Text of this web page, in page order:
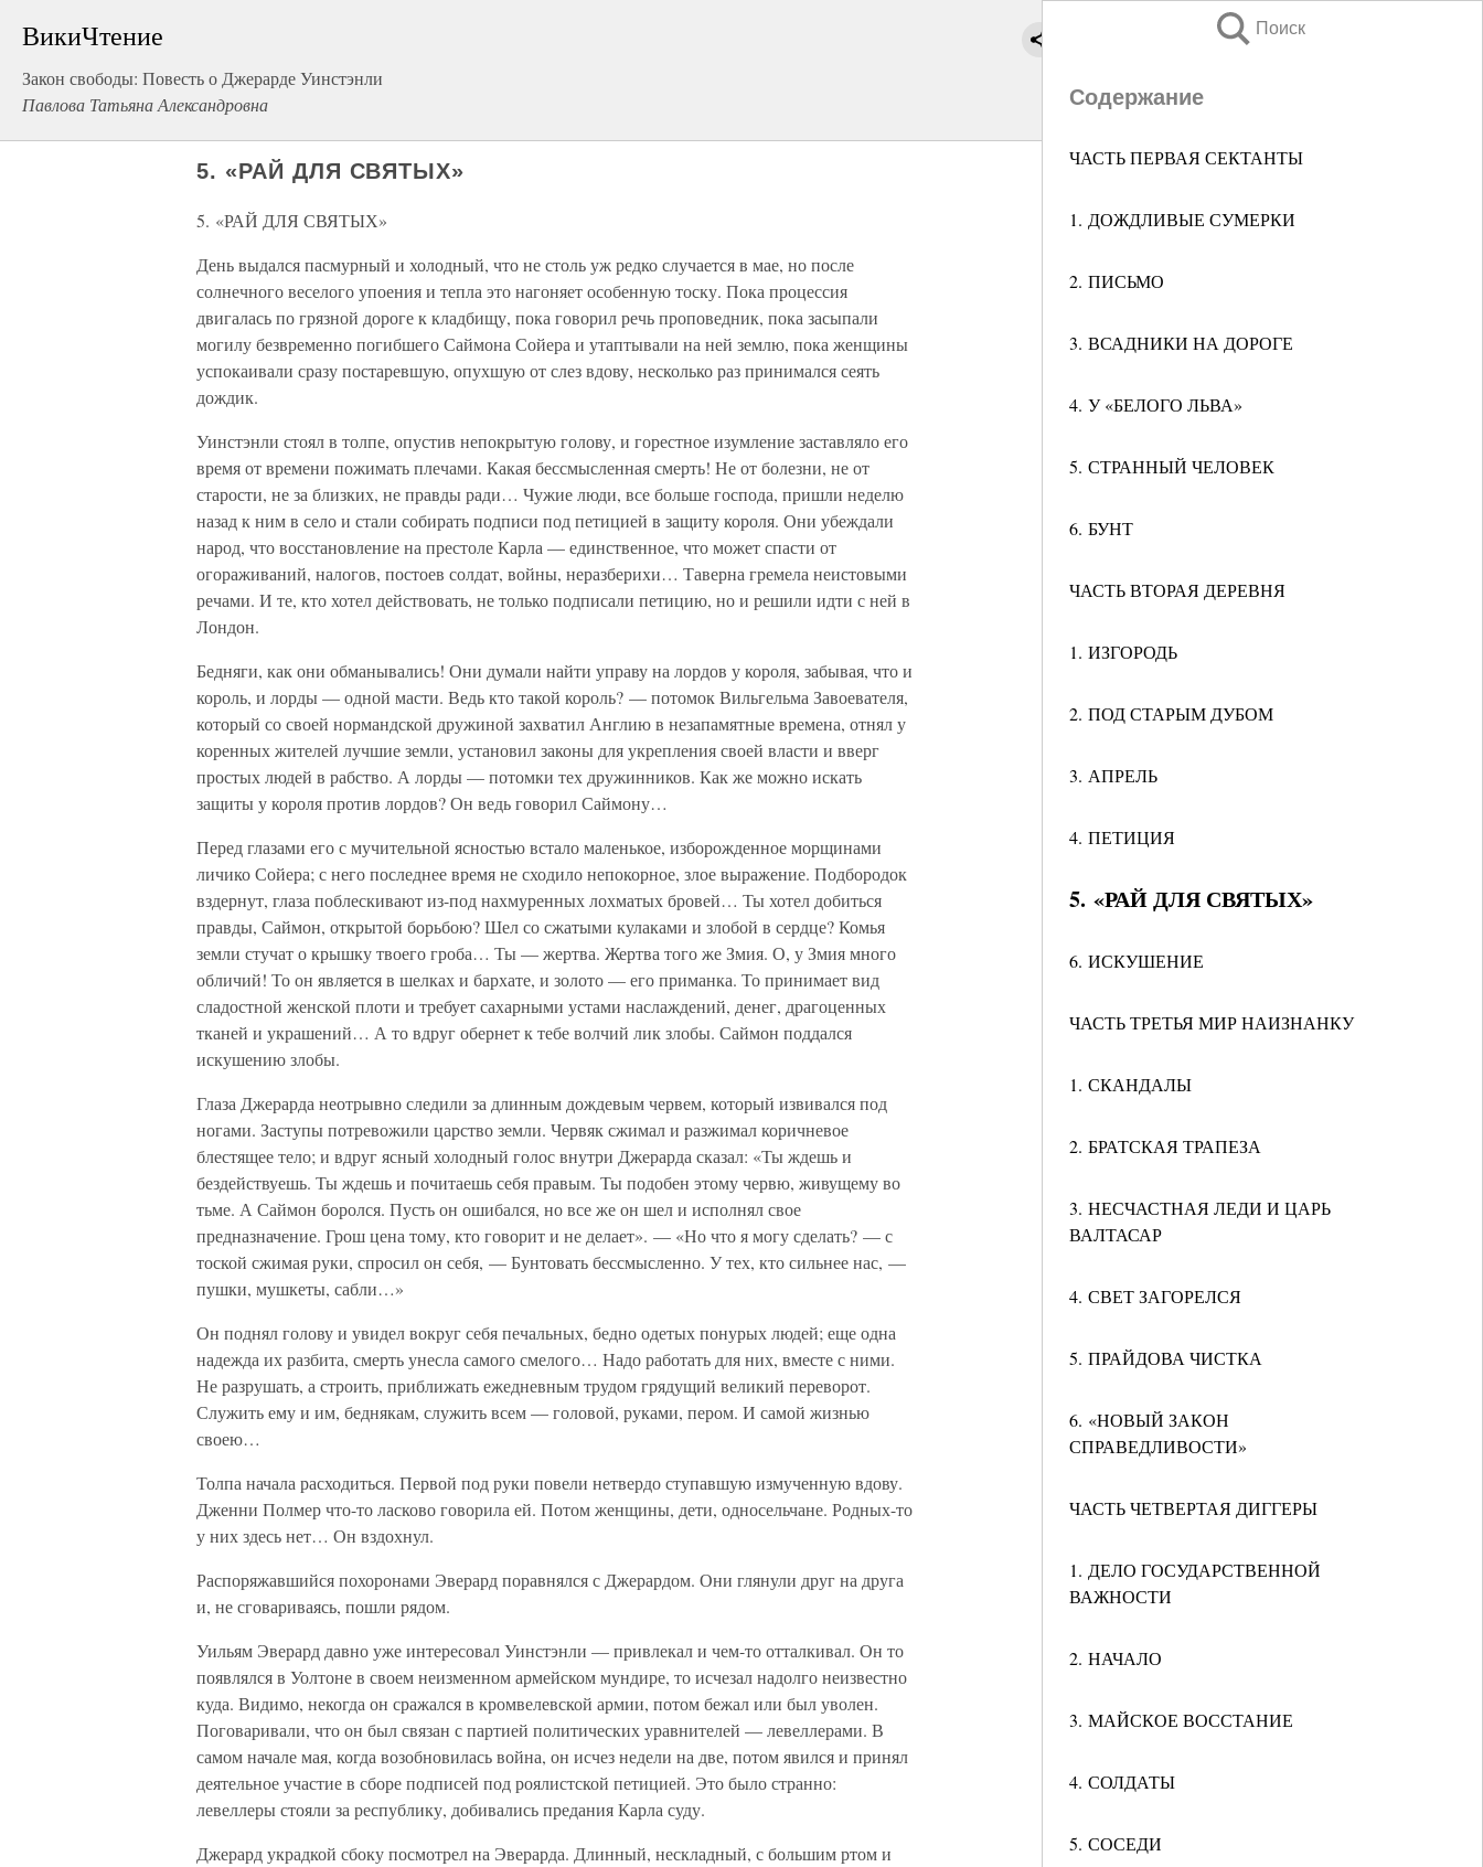
ВикиЧтение
Закон свободы: Повесть о Джерарде Уинстэнли
Павлова Татьяна Александровна
Поиск
Содержание
ЧАСТЬ ПЕРВАЯ СЕКТАНТЫ
1. ДОЖДЛИВЫЕ СУМЕРКИ
2. ПИСЬМО
3. ВСАДНИКИ НА ДОРОГЕ
4. У «БЕЛОГО ЛЬВА»
5. СТРАННЫЙ ЧЕЛОВЕК
6. БУНТ
ЧАСТЬ ВТОРАЯ ДЕРЕВНЯ
1. ИЗГОРОДЬ
2. ПОД СТАРЫМ ДУБОМ
3. АПРЕЛЬ
4. ПЕТИЦИЯ
5. «РАЙ ДЛЯ СВЯТЫХ»
6. ИСКУШЕНИЕ
ЧАСТЬ ТРЕТЬЯ МИР НАИЗНАНКУ
1. СКАНДАЛЫ
2. БРАТСКАЯ ТРАПЕЗА
3. НЕСЧАСТНАЯ ЛЕДИ И ЦАРЬ
ВАЛТАСАР
4. СВЕТ ЗАГОРЕЛСЯ
5. ПРАЙДОВА ЧИСТКА
6. «НОВЫЙ ЗАКОН
СПРАВЕДЛИВОСТИ»
ЧАСТЬ ЧЕТВЕРТАЯ ДИГГЕРЫ
1. ДЕЛО ГОСУДАРСТВЕННОЙ
ВАЖНОСТИ
2. НАЧАЛО
3. МАЙСКОЕ ВОССТАНИЕ
4. СОЛДАТЫ
5. СОСЕДИ
5. «РАЙ ДЛЯ СВЯТЫХ»
5. «РАЙ ДЛЯ СВЯТЫХ»
День выдался пасмурный и холодный, что не столь уж редко случается в мае, но после
солнечного веселого упоения и тепла это нагоняет особенную тоску. Пока процессия
двигалась по грязной дороге к кладбищу, пока говорил речь проповедник, пока засыпали
могилу безвременно погибшего Саймона Сойера и утаптывали на ней землю, пока женщины
успокаивали сразу постаревшую, опухшую от слез вдову, несколько раз принимался сеять
дождик.
Уинстэнли стоял в толпе, опустив непокрытую голову, и горестное изумление заставляло его
время от времени пожимать плечами. Какая бессмысленная смерть! Не от болезни, не от
старости, не за близких, не правды ради… Чужие люди, все больше господа, пришли неделю
назад к ним в село и стали собирать подписи под петицией в защиту короля. Они убеждали
народ, что восстановление на престоле Карла — единственное, что может спасти от
огораживаний, налогов, постоев солдат, войны, неразберихи… Таверна гремела неистовыми
речами. И те, кто хотел действовать, не только подписали петицию, но и решили идти с ней в
Лондон.
Бедняги, как они обманывались! Они думали найти управу на лордов у короля, забывая, что и
король, и лорды — одной масти. Ведь кто такой король? — потомок Вильгельма Завоевателя,
который со своей нормандской дружиной захватил Англию в незапамятные времена, отнял у
коренных жителей лучшие земли, установил законы для укрепления своей власти и вверг
простых людей в рабство. А лорды — потомки тех дружинников. Как же можно искать
защиты у короля против лордов? Он ведь говорил Саймону…
Перед глазами его с мучительной ясностью встало маленькое, изборожденное морщинами
личико Сойера; с него последнее время не сходило непокорное, злое выражение. Подбородок
вздернут, глаза поблескивают из-под нахмуренных лохматых бровей… Ты хотел добиться
правды, Саймон, открытой борьбою? Шел со сжатыми кулаками и злобой в сердце? Комья
земли стучат о крышку твоего гроба… Ты — жертва. Жертва того же Змия. О, у Змия много
обличий! То он является в шелках и бархате, и золото — его приманка. То принимает вид
сладостной женской плоти и требует сахарными устами наслаждений, денег, драгоценных
тканей и украшений… А то вдруг обернет к тебе волчий лик злобы. Саймон поддался
искушению злобы.
Глаза Джерарда неотрывно следили за длинным дождевым червем, который извивался под
ногами. Заступы потревожили царство земли. Червяк сжимал и разжимал коричневое
блестящее тело; и вдруг ясный холодный голос внутри Джерарда сказал: «Ты ждешь и
бездействуешь. Ты ждешь и почитаешь себя правым. Ты подобен этому червю, живущему во
тьме. А Саймон боролся. Пусть он ошибался, но все же он шел и исполнял свое
предназначение. Грош цена тому, кто говорит и не делает». — «Но что я могу сделать? — с
тоской сжимая руки, спросил он себя, — Бунтовать бессмысленно. У тех, кто сильнее нас, —
пушки, мушкеты, сабли…»
Он поднял голову и увидел вокруг себя печальных, бедно одетых понурых людей; еще одна
надежда их разбита, смерть унесла самого смелого… Надо работать для них, вместе с ними.
Не разрушать, а строить, приближать ежедневным трудом грядущий великий переворот.
Служить ему и им, беднякам, служить всем — головой, руками, пером. И самой жизнью
своею…
Толпа начала расходиться. Первой под руки повели нетвердо ступавшую измученную вдову.
Дженни Полмер что-то ласково говорила ей. Потом женщины, дети, односельчане. Родных-то
у них здесь нет… Он вздохнул.
Распоряжавшийся похоронами Эверард поравнялся с Джерардом. Они глянули друг на друга
и, не сговариваясь, пошли рядом.
Уильям Эверард давно уже интересовал Уинстэнли — привлекал и чем-то отталкивал. Он то
появлялся в Уолтоне в своем неизменном армейском мундире, то исчезал надолго неизвестно
куда. Видимо, некогда он сражался в кромвелевской армии, потом бежал или был уволен.
Поговаривали, что он был связан с партией политических уравнителей — левеллерами. В
самом начале мая, когда возобновилась война, он исчез недели на две, потом явился и принял
деятельное участие в сборе подписей под роялистской петицией. Это было странно:
левеллеры стояли за республику, добивались предания Карла суду.
Джерард украдкой сбоку посмотрел на Эверарда. Длинный, нескладный, с большим ртом и